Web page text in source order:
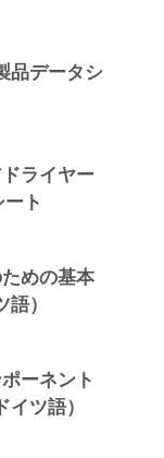
品データシ
ライヤー
ート
めの基本
）
ーネント
ツ語）